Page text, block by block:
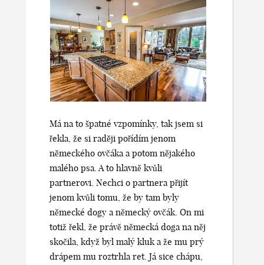
Má na to špatné vzpomínky, tak jsem si
řekla, že si raději pořídím jenom
německého ovčáka a potom nějakého
malého psa. A to hlavně kvůli
partnerovi. Nechci o partnera přijít
jenom kvůli tomu, že by tam byly
německé dogy a německý ovčák. On mi
totiž řekl, že právě německá doga na něj
skočila, když byl malý kluk a že mu prý
drápem mu roztrhla ret. Já sice chápu,